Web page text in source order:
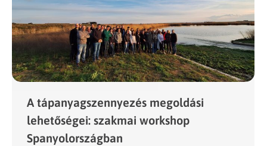
A tápanyagszennyezés megoldási
lehetőségei: szakmai workshop
Spanyolországban